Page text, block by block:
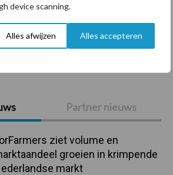
device scanning.
Alles afwijzen Alles accepteren
Partner nieuws
ziet volume en
groeien in krimpende
markt
Toon meer